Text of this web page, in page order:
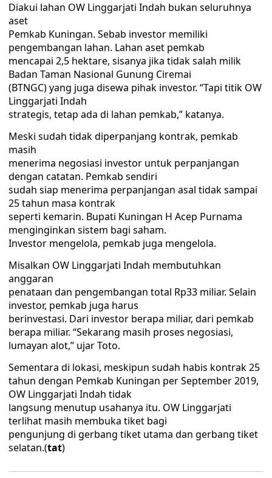
Diakui lahan OW Linggarjati Indah bukan seluruhnya
aset
Pemkab Kuningan. Sebab investor memiliki
pengembangan lahan. Lahan aset pemkab
mencapai 2,5 hektare, sisanya jika tidak salah milik
Badan Taman Nasional Gunung Ciremai
(BTNGC) yang juga disewa pihak investor. “Tapi titik OW
Linggarjati Indah
strategis, tetap ada di lahan pemkab,” katanya.
Meski sudah tidak diperpanjang kontrak, pemkab
masih
menerima negosiasi investor untuk perpanjangan
dengan catatan. Pemkab sendiri
sudah siap menerima perpanjangan asal tidak sampai
25 tahun masa kontrak
seperti kemarin. Bupati Kuningan H Acep Purnama
menginginkan sistem bagi saham.
Investor mengelola, pemkab juga mengelola.
Misalkan OW Linggarjati Indah membutuhkan
anggaran
penataan dan pengembangan total Rp33 miliar. Selain
investor, pemkab juga harus
berinvestasi. Dari investor berapa miliar, dari pemkab
berapa miliar. “Sekarang masih proses negosiasi,
lumayan alot,” ujar Toto.
Sementara di lokasi, meskipun sudah habis kontrak 25
tahun dengan Pemkab Kuningan per September 2019,
OW Linggarjati Indah tidak
langsung menutup usahanya itu. OW Linggarjati
terlihat masih membuka tiket bagi
pengunjung di gerbang tiket utama dan gerbang tiket
selatan.(tat)